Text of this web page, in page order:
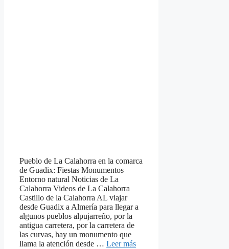
Pueblo de La Calahorra en la comarca
de Guadix: Fiestas Monumentos
Entorno natural Noticias de La
Calahorra Videos de La Calahorra
Castillo de la Calahorra AL viajar
desde Guadix a Almería para llegar a
algunos pueblos alpujarreño, por la
antigua carretera, por la carretera de
las curvas, hay un monumento que
llama la atención desde … Leer más